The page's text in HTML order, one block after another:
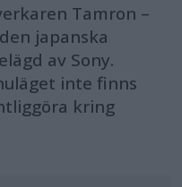
Tamron –
japanska
av Sony.
inte finns
kring